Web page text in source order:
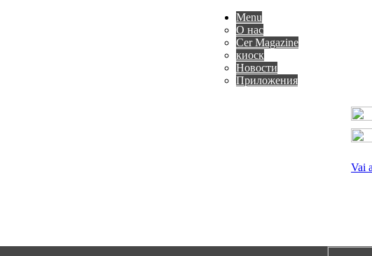
Vai a
Menu
О нас
Cer Magazine
киоск
Новости
Приложения